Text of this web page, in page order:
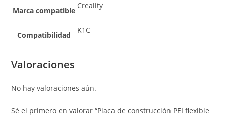
Marca compatible
Creality
Compatibilidad
K1C
Valoraciones
No hay valoraciones aún.
Sé el primero en valorar “Placa de construcción PEI flexible